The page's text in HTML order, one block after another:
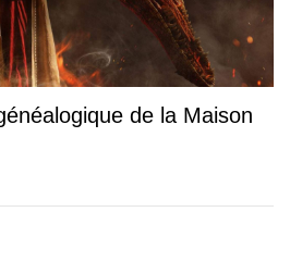
de la Maison